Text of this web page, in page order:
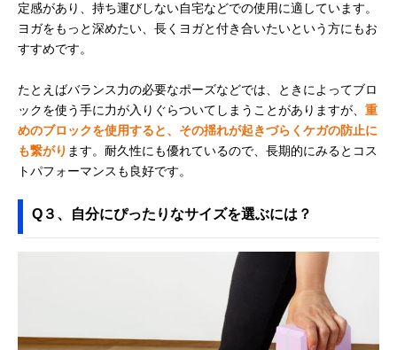
定感があり、持ち運びしない自宅などでの使用に適しています。
ヨガをもっと深めたい、長くヨガと付き合いたいという方にもお
すすめです。
たとえばバランス力の必要なポーズなどでは、ときによってブロ
ックを使う手に力が入りぐらついてしまうことがありますが、 重
めのブロックを使用すると、その揺れが起きづらくケガの防止に
も繋がり ます。耐久性にも優れているので、長期的にみるとコス
トパフォーマンスも良好です。
Q３、自分にぴったりなサイズを選ぶには？